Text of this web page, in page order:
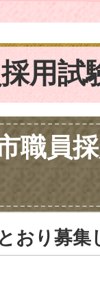
用試
職員
おり募集